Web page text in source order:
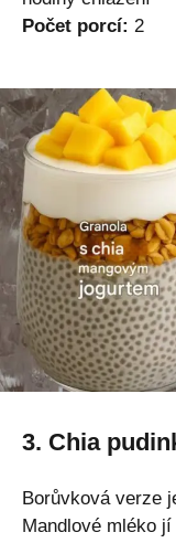
Počet porcí: 2
3. Chia
Borůvková verze
Mandlové mléko